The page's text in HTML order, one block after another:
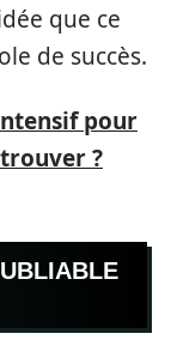
que ce
de succès.
pour
?